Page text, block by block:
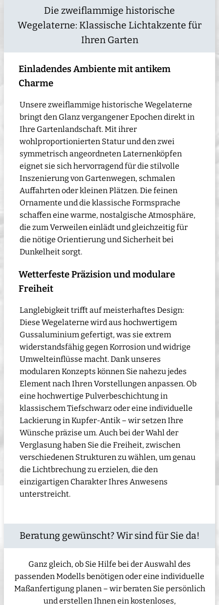
Die zweiflammige historische
Wegelaterne: Klassische Lichtakzente für
Ihren Garten
Einladendes Ambiente mit antikem
Charme
Unsere zweiflammige historische Wegelaterne
bringt den Glanz vergangener Epochen direkt in
Ihre Gartenlandschaft. Mit ihrer
wohlproportionierten Statur und den zwei
symmetrisch angeordneten Laternenköpfen
eignet sie sich hervorragend für die stilvolle
Inszenierung von Gartenwegen, schmalen
Auffahrten oder kleinen Plätzen. Die feinen
Ornamente und die klassische Formsprache
schaffen eine warme, nostalgische Atmosphäre,
die zum Verweilen einlädt und gleichzeitig für
die nötige Orientierung und Sicherheit bei
Dunkelheit sorgt.
Wetterfeste Präzision und modulare
Freiheit
Langlebigkeit trifft auf meisterhaftes Design:
Diese Wegelaterne wird aus hochwertigem
Gussaluminium gefertigt, was sie extrem
widerstandsfähig gegen Korrosion und widrige
Umwelteinflüsse macht. Dank unseres
modularen Konzepts können Sie nahezu jedes
Element nach Ihren Vorstellungen anpassen. Ob
eine hochwertige Pulverbeschichtung in
klassischem Tiefschwarz oder eine individuelle
Lackierung in Kupfer-Antik – wir setzen Ihre
Wünsche präzise um. Auch bei der Wahl der
Verglasung haben Sie die Freiheit, zwischen
verschiedenen Strukturen zu wählen, um genau
die Lichtbrechung zu erzielen, die den
einzigartigen Charakter Ihres Anwesens
unterstreicht.
Beratung gewünscht? Wir sind für Sie da!
Ganz gleich, ob Sie Hilfe bei der Auswahl des
passenden Modells benötigen oder eine individuelle
Maßanfertigung planen – wir beraten Sie persönlich
und erstellen Ihnen ein kostenloses,